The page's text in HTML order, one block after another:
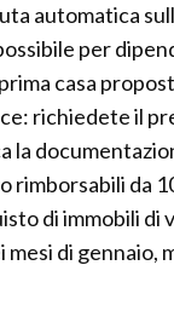
automatica
per
casa
richiedete il
da
di immobili di
di gennaio,